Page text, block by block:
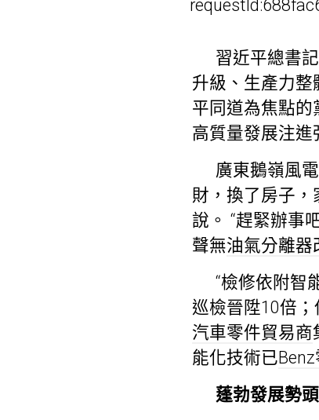
習近平總書
升級、生產力整
平同道為焦點
高質量發展注進
廣東鵝嶺風
財，換了房子，
說。 “趕緊辦事
聲無油氣分離器
“檢修依附智
巡檢晉陞10倍
汽車零件貿易商
能化技術已
蓬勃發展勢